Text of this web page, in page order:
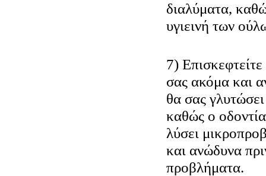
διαλύματα,
υγιεινή των
7)
σας ακόμα και
θα σας
καθώς ο
λύσει
και ανώδυνα
προβλήματα.